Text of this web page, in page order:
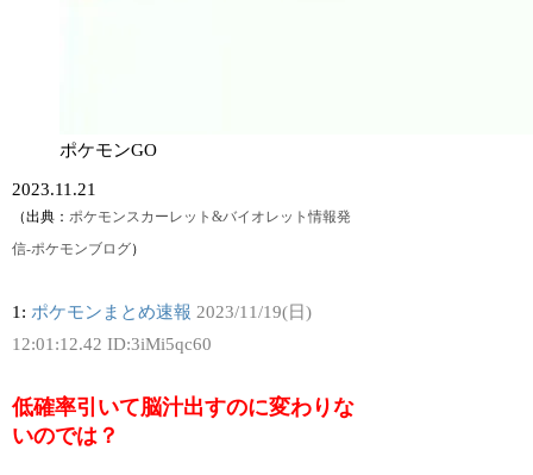
ポケモンGO
2023.11.21
（出典： ポケモンスカーレット&バイオレット情報発
信-ポケモンブログ）
1: ポケモンまとめ速報 2023/11/19(日)
12:01:12.42 ID:3iMi5qc60
低確率引いて脳汁出すのに変わりな
いのでは？